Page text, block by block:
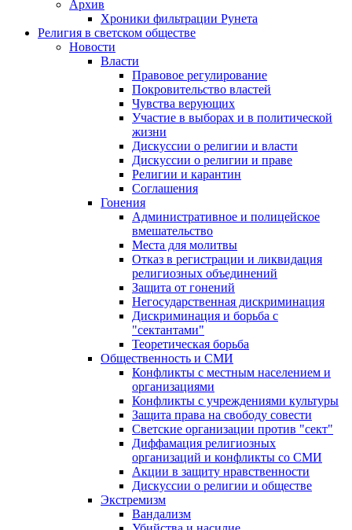
Архив
Хроники фильтрации Рунета
Религия в светском обществе
Новости
Власти
Правовое регулирование
Покровительство властей
Чувства верующих
Участие в выборах и в политической
жизни
Дискуссии о религии и власти
Дискуссии о религии и праве
Религии и карантин
Соглашения
Гонения
Административное и полицейское
вмешательство
Места для молитвы
Отказ в регистрации и ликвидация
религиозных объединений
Защита от гонений
Негосударственная дискриминация
Дискриминация и борьба с
"сектантами"
Теоретическая борьба
Общественность и СМИ
Конфликты с местным населением и
организациями
Конфликты с учреждениями культуры
Защита права на свободу совести
Светские организации против "сект"
Диффамация религиозных
организаций и конфликты со СМИ
Акции в защиту нравственности
Дискуссии о религии и обществе
Экстремизм
Вандализм